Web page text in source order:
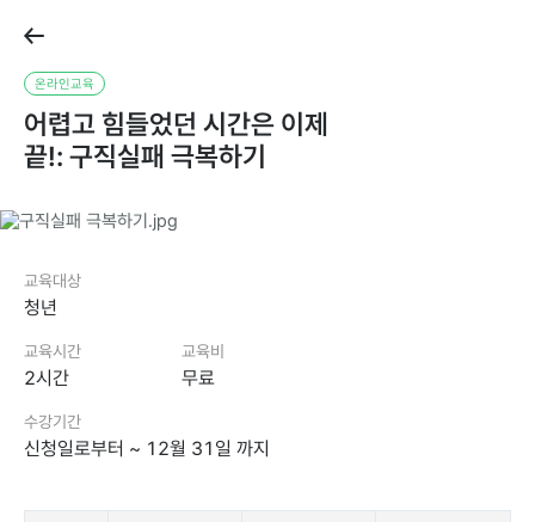
온라인교육
어렵고힘들었던시간은이제
끝!:구직실패극복하기
교육대상
청년
교육시간
2시간
교육비
무료
수강기간
신청일로부터~12월31일까지